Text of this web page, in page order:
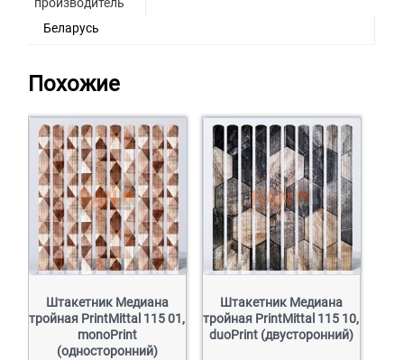
Беларусь
Похожие
Штакетник Медиана
тройная PrintMittal 115 01,
monoPrint
(односторонний)
Штакетник Медиана
тройная PrintMittal 115 10,
duoPrint (двусторонний)